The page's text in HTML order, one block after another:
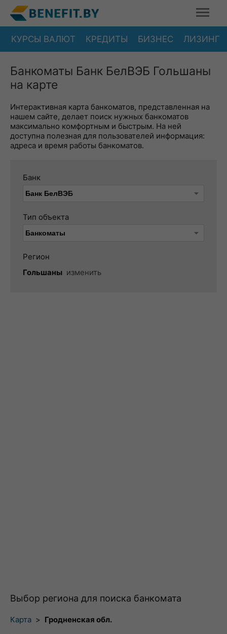
КУРСЫ ВАЛЮТ КРЕДИТЫ БИЗНЕС ЛИЗИНГ
Банкоматы Банк БелВЭБ Гольшаны
на карте
Интерактивная карта банкоматов, представленная на
нашем сайте, делает поиск нужных банкоматов
максимально комфортным и быстрым. На ней
доступна полезная для пользователей информация:
адреса и время работы банкоматов.
Банк
Тип объекта
Регион
Гольшаны изменить
Выбор региона для поиска банкомата
Карта > Гродненская обл.